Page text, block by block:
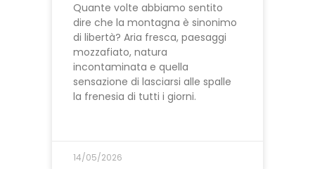
Quante volte abbiamo sentito
dire che la montagna è sinonimo
di libertà? Aria fresca, paesaggi
mozzafiato, natura
incontaminata e quella
sensazione di lasciarsi alle spalle
la frenesia di tutti i giorni.
14/05/2026